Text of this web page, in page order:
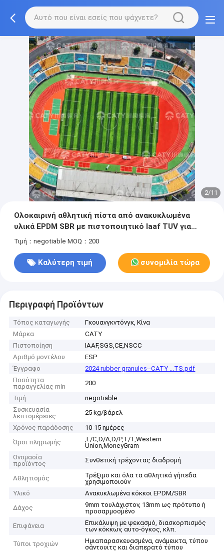
2/11
Ολοκαιρινή αθλητική πίστα από ανακυκλωμένα
υλικά EPDM SBR με πιστοποιητικό Iaaf TUV για
αθλητικά πεδία
Τιμή：negotiable MOQ：200
Καλύτερη τιμή συνομιλία τώρα
Περιγραφή Προϊόντων
Τόπος καταγωγής
Γκουανγκντόνγκ, Κίνα
Μάρκα
CATY
Πιστοποίηση
IAAF,SGS,CE,NSCC
Αριθμό μοντέλου
ESP
Έγγραφο
2024 rubber granules--CATY ...TS.pdf
Ποσότητα
παραγγελίας min
200
Τιμή
negotiable
Συσκευασία
λεπτομέρειες
25 kg/βάρελ
Χρόνος παράδοσης
10-15 ημέρες
Όροι πληρωμής
,L/C,D/A,D/P,T/T,Western
Union,MoneyGram
Ονομασία
προϊόντος
Συνθετική τρέχοντας διαδρομή
Αθλητισμός
Τρέξιμο και όλα τα αθλητικά γήπεδα
χρησιμοποιούν
Υλικό
Ανακυκλωμένα κόκκοι EPDM/SBR
Δάχος
9mm τουλάχιστον, 13mm ως πρότυπο ή
προσαρμοσμένο
Επιφάνεια
Επικάλυψη με ψεκασμό, διασκορπισμός
των κόκκων, αυτο-όγκος, κλπ.
Τύποι τροχιών
Ημιαπαρασκευασμένα, ανάμεικτα, τύπου
σάντουιτς και διαπερατό τύπου